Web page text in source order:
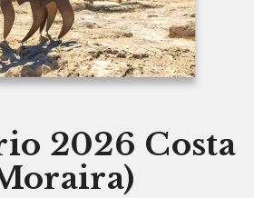
2026 Costa